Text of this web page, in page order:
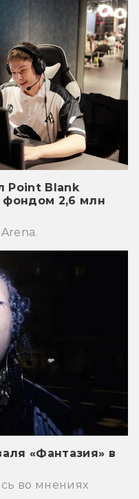
Point Blank
фондом 2,6 млн
«Фантазия» в
во мнениях